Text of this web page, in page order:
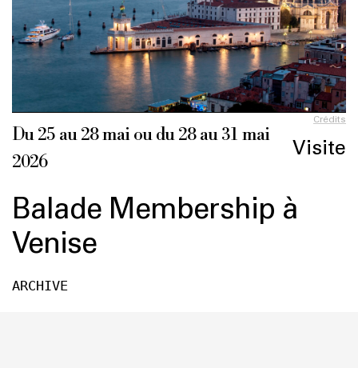
Crédits
Du 25 au 28 mai ou du 28 au 31 mai
2026
Visite
Balade Membership à
Venise
ARCHIVE